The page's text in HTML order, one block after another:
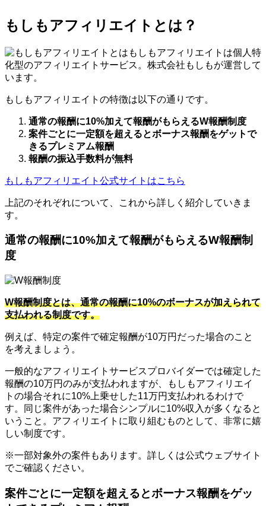
もしもアフィリエイトとは？
もしもアフィリエイトは個人特
化型のアフィリエイトサービス。株式会社もしもが運営して
います。
もしもアフィリエイトの特徴は以下の通りです。
通常の報酬に10%加えて報酬がもらえるW報酬制度
案件ごとに一定額を超えるとボーナス報酬をゲットで
きるプレミアム報酬
報酬の振込手数料が無料
もしもアフィリエイト公式サイトはこちら
上記のそれぞれについて、これから詳しく紹介していきま
す。
通常の報酬に10%加えて報酬がもらえるW報酬制
度
W報酬制度とは、通常の報酬に10%のボーナスが加えられて
支払われる制度です。
例えば、特定の案件で確定報酬が10万円だった場合のこと
を考えましょう。
一般的なアフィリエイトサービスプロバイダーでは確定した
報酬の10万円のみが支払われますが、もしもアフィリエイ
トの場合それに10%上乗せした11万円支払われるわけで
す。同じ案件があった場合シンプルに10%収入が多くなると
いうこと。アフィリエイトに取り組むものとして、非常に嬉
しい制度です。
※一部対象外の案件もあります。詳しくは公式ウェブサイト
でご確認ください。
案件ごとに一定額を超えるとボーナス報酬をゲッ